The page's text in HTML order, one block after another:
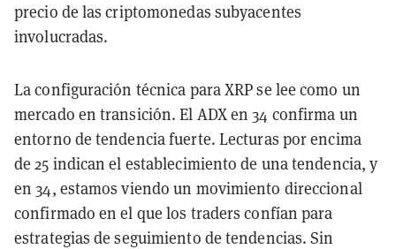
precio de las criptomonedas subyacentes
involucradas.
La configuración técnica para XRP se lee como un
mercado en transición. El ADX en 34 confirma un
entorno de tendencia fuerte. Lecturas por encima
de 25 indican el establecimiento de una tendencia, y
en 34, estamos viendo un movimiento direccional
confirmado en el que los traders confían para
estrategias de seguimiento de tendencias. Sin